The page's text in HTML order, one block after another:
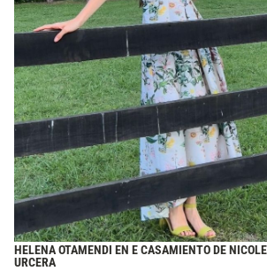
HELENA OTAMENDI EN E CASAMIENTO DE
URCERA